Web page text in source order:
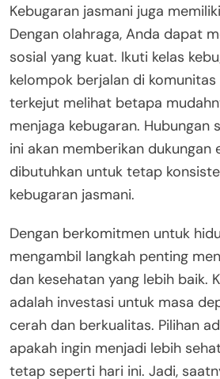
Kebugaran jasmani juga
Dengan olahraga, Anda dapat
sosial yang kuat. Ikuti kelas
kelompok berjalan di
terkejut melihat betapa
menjaga kebugaran. Hubungan
ini akan memberikan dukungan
dibutuhkan untuk tetap
kebugaran jasmani.
Dengan berkomitmen untuk
mengambil langkah penting
dan kesehatan yang lebih baik.
adalah investasi untuk masa
cerah dan berkualitas. Pilihan
apakah ingin menjadi lebih
tetap seperti hari ini. Jadi,